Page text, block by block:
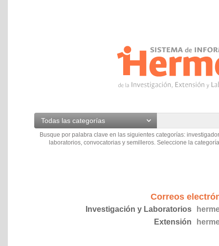
Todas las categorías
Busque por palabra clave en las siguientes categorías:
laboratorios, convocatorias y semilleros. Seleccione la
Correos
Investigación y Laboratorios
Extensión